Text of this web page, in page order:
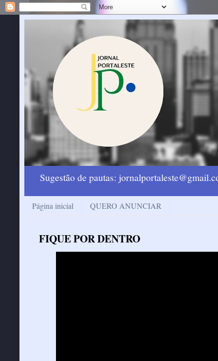
Sugestão de pautas:
Página inicial QUERO ANUNCIAR
FIQUE POR DENTRO